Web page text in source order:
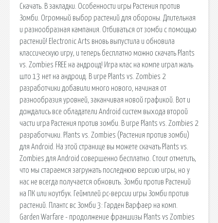
Скачать. В закладки. Особенности игры Растения против
Зомби. Огромный выбор растений для обороны. Длительная
и разнообразная кампания. Отбиваться от зомби с помощью
растений! Electronic Arts вновь выпустила и обновила
классическую игру, и теперь бесплатно можно скачать Plants
vs. Zombies FREE на андроид! Игра клас на компе играл жаль
што 13 нет на андроид. В игре Plants vs. Zombies 2
разработчики добавили много нового, начиная от
разнообразия уровней, заканчивая новой графикой. Вот и
дождались все обладатели Android систем выхода второй
части игра Растения против зомби. В игре Plants vs. Zombies 2
разработчики. Plants vs. Zombies (Растения против зомби)
для Android. На этой странице вы можете скачать Plants vs.
Zombies для Android совершенно бесплатно. Стоит отметить,
что мы стараемся загружать последнюю версию игры, но у
нас не всегда получается обновить. Зомби против Растений
на ПК или ноутбук. Геймплей pc-версии игры Зомби против
растений. Плантс вс Зомби 3: Гарден Варфаер на комп.
Garden Warfare - продолжение франшизы Plants vs Zombies